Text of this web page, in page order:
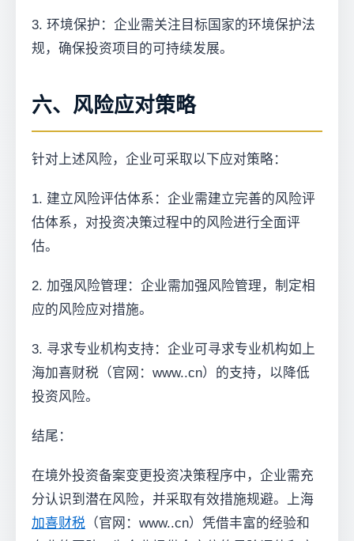
3. 环境保护：企业需关注目标国家的环境保护法
规，确保投资项目的可持续发展。
六、风险应对策略
针对上述风险，企业可采取以下应对策略：
1. 建立风险评估体系：企业需建立完善的风险评
估体系，对投资决策过程中的风险进行全面评
估。
2. 加强风险管理：企业需加强风险管理，制定相
应的风险应对措施。
3. 寻求专业机构支持：企业可寻求专业机构如上
海加喜财税（官网：www..cn）的支持，以降低
投资风险。
结尾：
在境外投资备案变更投资决策程序中，企业需充
分认识到潜在风险，并采取有效措施规避。上海
加喜财税 （官网：www..cn）凭借丰富的经验和